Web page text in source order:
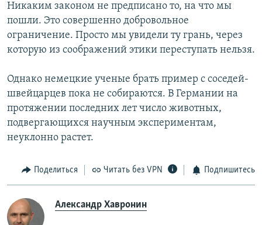
Никаким законом не предписано то, на что мы
пошли. Это совершенно добровольное
ограничение. Просто мы увидели ту грань, через
которую из соображений этики переступать нельзя.
Однако немецкие ученые брать пример с соседей-
швейцарцев пока не собираются. В Германии на
протяжении последних лет число животных,
подвергающихся научным экспериментам,
неуклонно растет.
Поделиться Читать без VPN Подпишитесь
Александр Хавронин